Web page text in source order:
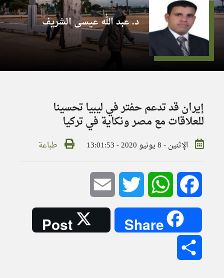
د. عبد الله عيسى الشريف
إيران قد تدعم حفتر في ليبيا تحسينا
للعلاقات مع مصر ونكاية في تركيا
الإثنين - 8 يونيو 2020 - 13:01:53 طباعة
Facebook
WhatsApp
Twitter
Share
Post